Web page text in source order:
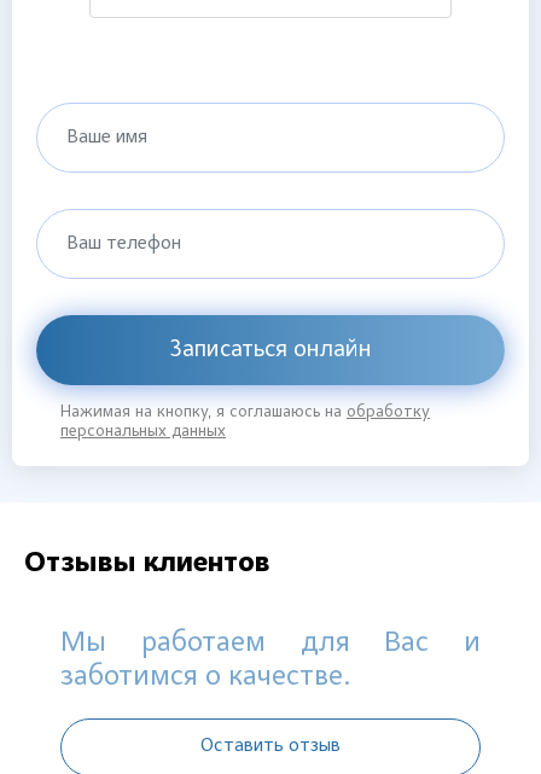
Ваше имя
Ваш телефон
Записаться онлайн
Нажимая на кнопку, я соглашаюсь на обработку
персональных данных
Отзывы клиентов
Мы работаем для Вас и
заботимся о качестве.
Оставить отзыв